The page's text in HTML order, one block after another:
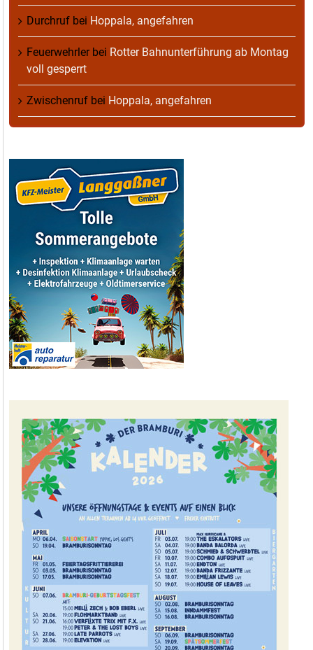
Durchruf bei Hoppala, angefahren
Feuerwehrlerbei Rotter Bahnunterführung ab Montag
voll gesperrt
Zwischenruf bei Hoppala, angefahren